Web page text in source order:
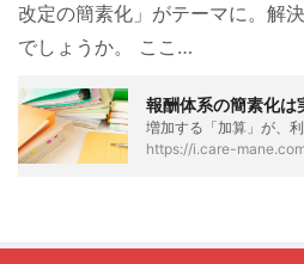
改定の簡素化」がテーマに。解
でしょうか。 ここ…